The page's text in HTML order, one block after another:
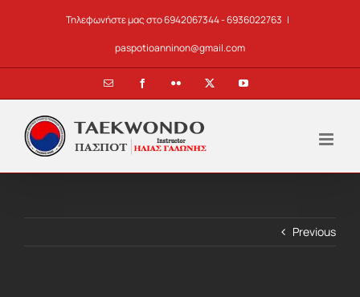
Τηλεφωνήστε μας στο 6942067344 - 6936022763 |
paspotioanninon@gmail.com
Email FacebookFlickr YouTube
Previous